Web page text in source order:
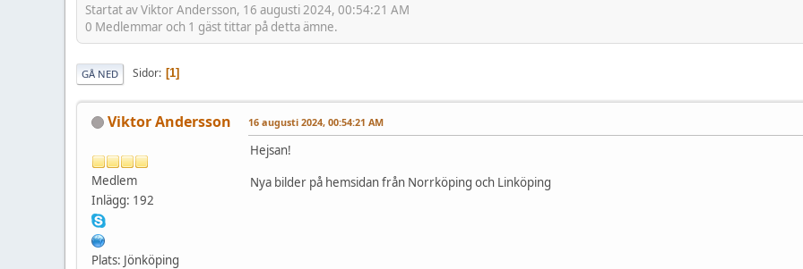
Startat av Viktor Andersson, 16 augusti 2024, 00:54:21 AM
0 Medlemmar och 1 gäst tittar på detta ämne.
GÅ NED Sidor 1
Viktor Andersson
Medlem
Inlägg: 192
Plats: Jönköping
16 augusti 2024, 00:54:21 AM
Hejsan!
Nya bilder på hemsidan från Norrköping och Linköping